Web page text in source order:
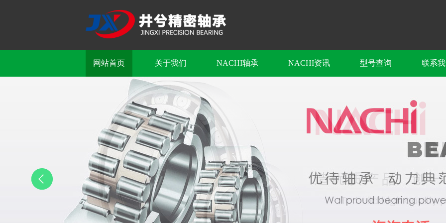
网站首页 关于我们 NACHI轴承 NACHI资讯 型号查询 联系